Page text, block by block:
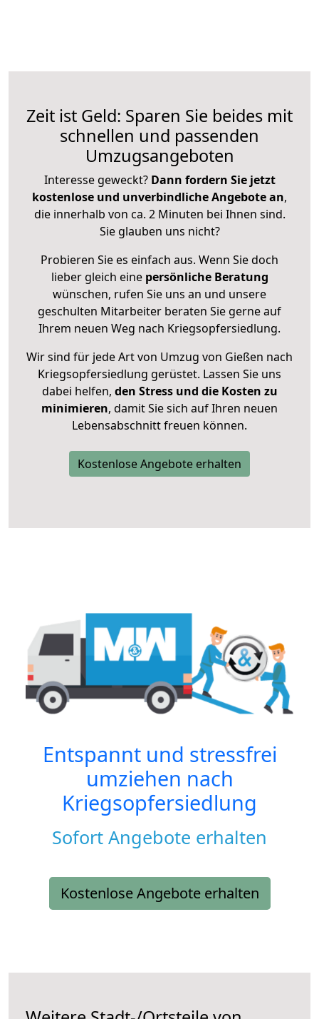
Zeit ist Geld: Sparen Sie beides mit
schnellen und passenden
Umzugsangeboten
Interesse geweckt? Dann fordern Sie jetzt
kostenlose und unverbindliche Angebote an,
die innerhalb von ca. 2 Minuten bei Ihnen sind.
Sie glauben uns nicht?
Probieren Sie es einfach aus. Wenn Sie doch
lieber gleich eine persönliche Beratung
wünschen, rufen Sie uns an und unsere
geschulten Mitarbeiter beraten Sie gerne auf
Ihrem neuen Weg nach Kriegsopfersiedlung.
Wir sind für jede Art von Umzug von Gießen nach
Kriegsopfersiedlung gerüstet. Lassen Sie uns
dabei helfen, den Stress und die Kosten zu
minimieren, damit Sie sich auf Ihren neuen
Lebensabschnitt freuen können.
Kostenlose Angebote erhalten
Entspannt und stressfrei
umziehen nach
Kriegsopfersiedlung
Sofort Angebote erhalten
Kostenlose Angebote erhalten